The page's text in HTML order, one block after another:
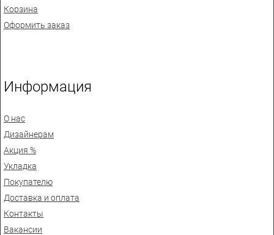
Корзина
Оформить заказ
Информация
О нас
Дизайнерам
Акция %
Укладка
Покупателю
Доставка и оплата
Контакты
Вакансии